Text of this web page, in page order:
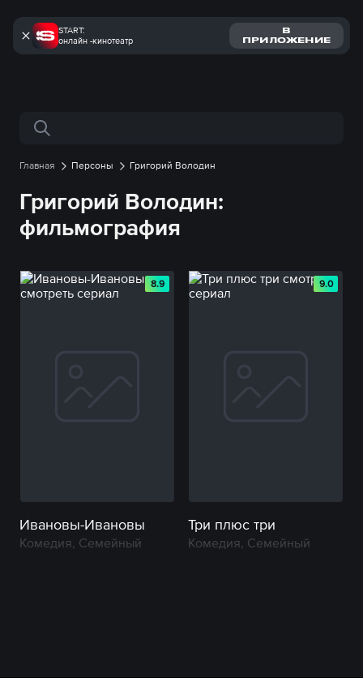
START:
онлайн -кинотеатр
В
ПРИЛОЖЕНИЕ
Поиск по сайту
Главная Персоны Григорий Володин
Григорий Володин:
фильмография
8.9
Ивановы-Ивановы
Комедия, Семейный
9.0
Три плюс три
Комедия, Семейный